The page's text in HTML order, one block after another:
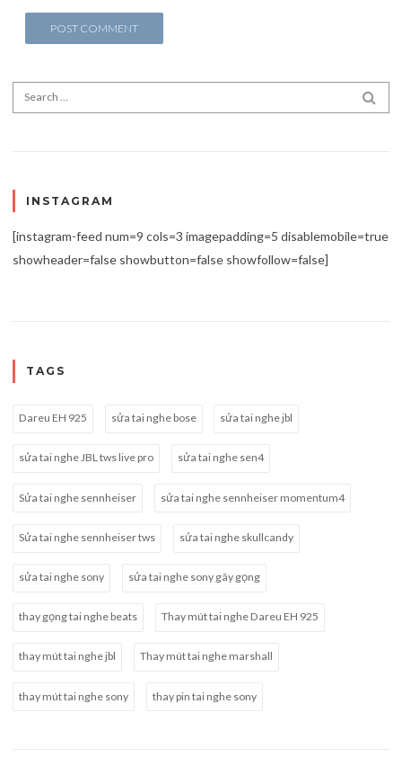
Search for:
INSTAGRAM
[instagram-feed num=9 cols=3 imagepadding=5 disablemobile=true
showheader=false showbutton=false showfollow=false]
TAGS
Dareu EH 925 sửa tai nghe bose sửa tai nghe jbl
sửa tai nghe JBL tws live pro sửa tai nghe sen4
Sửa tai nghe sennheiser sửa tai nghe sennheiser momentum4
Sửa tai nghe sennheiser tws sửa tai nghe skullcandy
sửa tai nghe sony sửa tai nghe sony gãy gọng
thay gọng tai nghe beats Thay mút tai nghe Dareu EH 925
thay mút tai nghe jbl Thay mút tai nghe marshall
thay mút tai nghe sony thay pin tai nghe sony